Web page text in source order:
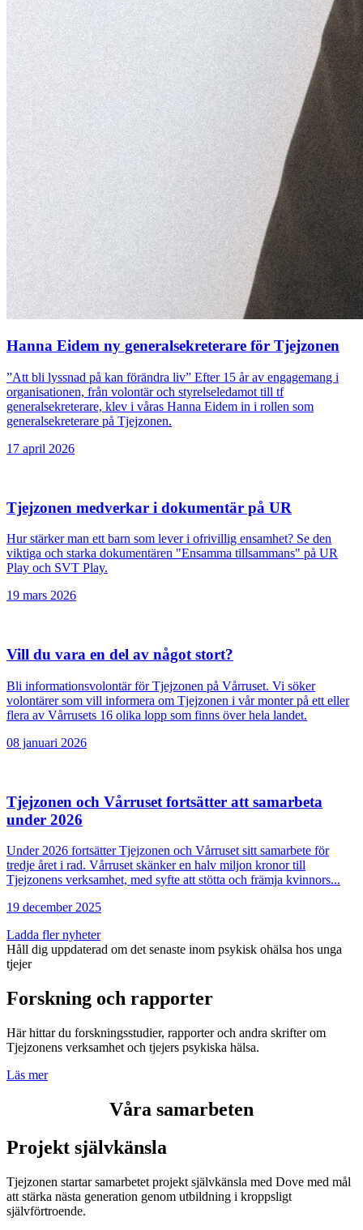
Hanna Eidem ny generalsekreterare för Tjejzonen
”Att bli lyssnad på kan förändra liv” Efter 15 år av engagemang i
organisationen, från volontär och styrelseledamot till tf
generalsekreterare, klev i våras Hanna Eidem in i rollen som
generalsekreterare på Tjejzonen.
17 ‪april‬ 2026
Tjejzonen medverkar i dokumentär på UR
Hur stärker man ett barn som lever i ofrivillig ensamhet? Se den
viktiga och starka dokumentären "Ensamma tillsammans" på UR
Play och SVT Play.
19 ‪mars‬ 2026
Vill du vara en del av något stort?
Bli informationsvolontär för Tjejzonen på Vårruset. Vi söker
volontärer som vill informera om Tjejzonen i vår monter på ett eller
flera av Vårrusets 16 olika lopp som finns över hela landet.
08 ‪januari‬ 2026
Tjejzonen och Vårruset fortsätter att samarbeta
under 2026
Under 2026 fortsätter Tjejzonen och Vårruset sitt samarbete för
tredje året i rad. Vårruset skänker en halv miljon kronor till
Tjejzonens verksamhet, med syfte att stötta och främja kvinnors...
19 ‪december‬ 2025
Ladda fler nyheter
Håll dig uppdaterad om det senaste inom psykisk ohälsa hos unga
tjejer
Forskning och rapporter
Här hittar du forskningsstudier, rapporter och andra skrifter om
Tjejzonens verksamhet och tjejers psykiska hälsa.
Läs mer
Våra samarbeten
Projekt självkänsla
Tjejzonen startar samarbetet projekt självkänsla med Dove med mål
att stärka nästa generation genom utbildning i kroppsligt
självförtroende.